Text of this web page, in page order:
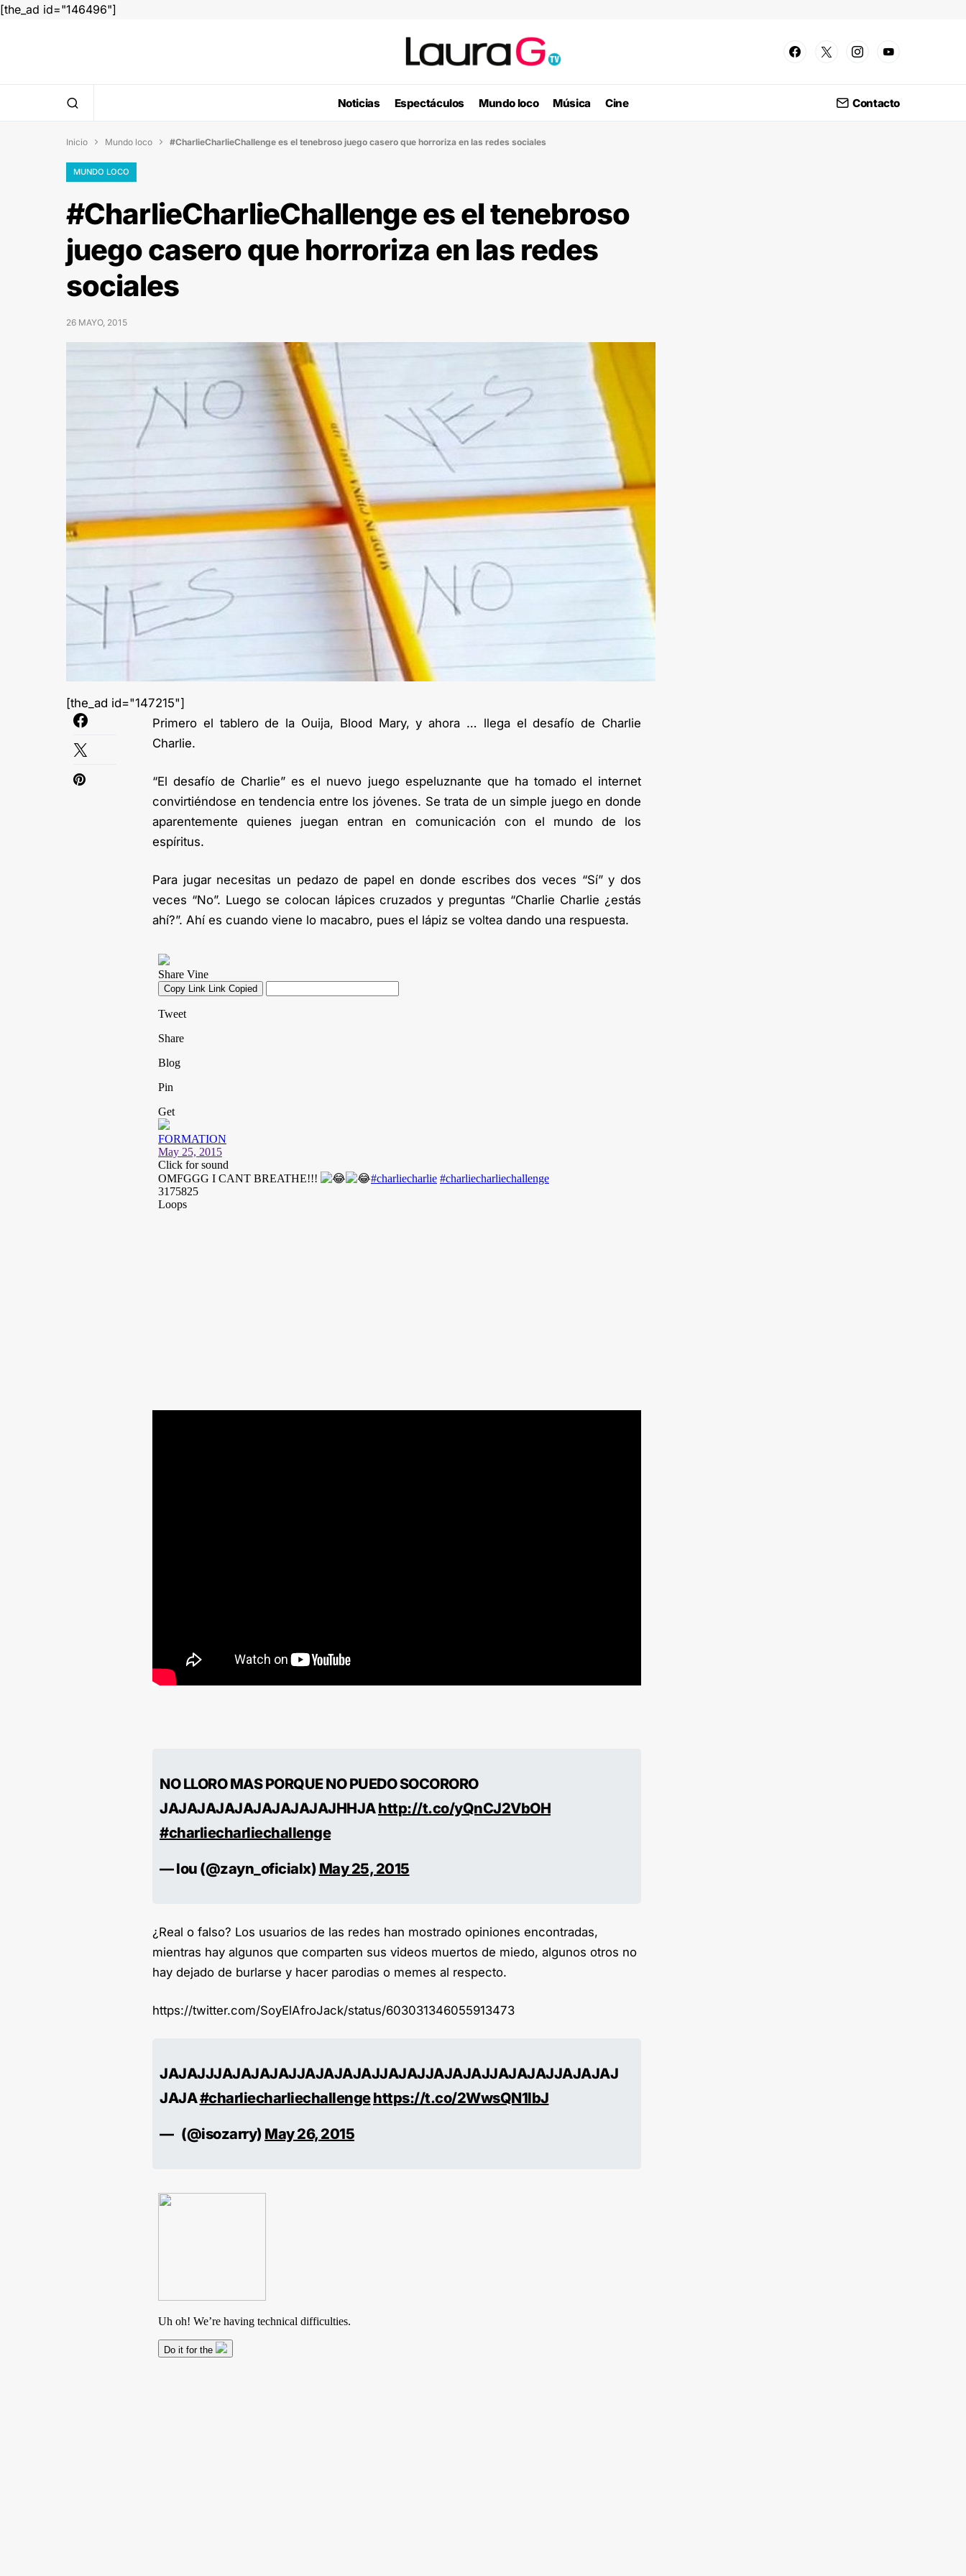
[the_ad id="146496"]
Noticias Espectáculos Mundo loco Música Cine Contacto
Inicio  Mundo loco  #CharlieCharlieChallenge es el tenebroso juego casero que horroriza en las redes sociales
MUNDO LOCO
#CharlieCharlieChallenge es el tenebroso
juego casero que horroriza en las redes
sociales
26 MAYO, 2015
[the_ad id="147215"]
Primero el tablero de la Ouija, Blood Mary, y ahora … llega el desafío de Charlie
Charlie.
“El desafío de Charlie” es el nuevo juego espeluznante que ha tomado el internet
convirtiéndose en tendencia entre los jóvenes. Se trata de un simple juego en donde
aparentemente quienes juegan entran en comunicación con el mundo de los
espíritus.
Para jugar necesitas un pedazo de papel en donde escribes dos veces “Sí” y dos
veces “No”. Luego se colocan lápices cruzados y preguntas “Charlie Charlie ¿estás
ahí?”. Ahí es cuando viene lo macabro, pues el lápiz se voltea dando una respuesta.
NO LLORO MAS PORQUE NO PUEDO SOCORORO
JAJAJAJAJAJAJAJAJAJHHJAhttp://t.co/yQnCJ2VbOH
#charliecharliechallenge
— lou (@zayn_oficialx) May 25, 2015
¿Real o falso? Los usuarios de las redes han mostrado opiniones encontradas,
mientras hay algunos que comparten sus videos muertos de miedo, algunos otros no
hay dejado de burlarse y hacer parodias o memes al respecto.
https://twitter.com/SoyElAfroJack/status/603031346055913473
JAJAJJJAJAJAJAJJAJAJAJAJJAJAJJAJAJAJJAJAJAJJAJAJAJ
JAJA#charliecharliechallengehttps://t.co/2WwsQN1lbJ
— ️️ ‏ (@isozarry) May 26, 2015